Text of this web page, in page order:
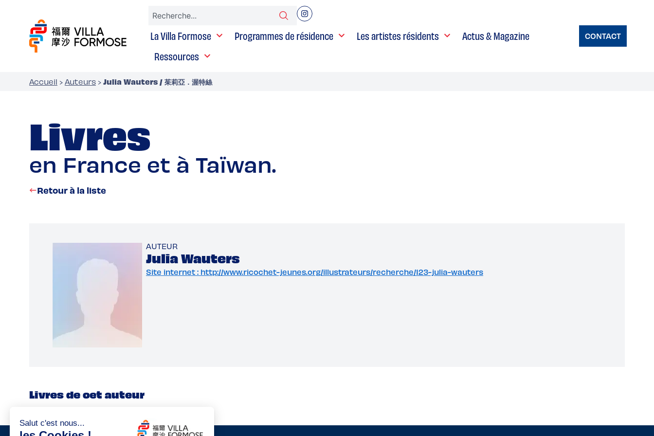
La Villa Formose Programmes de résidence Les artistes résidents
Actus & Magazine
Ressources
CONTACT
Accueil › Auteurs › Julia Wauters / 茱莉亞．渥特絲
Livres
en France et à Taïwan.
Retour à la liste
AUTEUR
Julia Wauters
Site internet : http://www.ricochet-jeunes.org/illustrateurs/recherche/123-julia-wauters
Livres de cet auteur